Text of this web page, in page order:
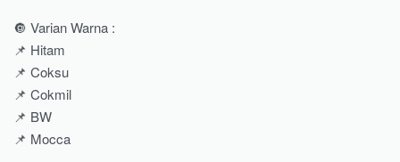
🔘 Varian Warna :
📌 Hitam
📌 Coksu
📌 Cokmil
📌 BW
📌 Mocca